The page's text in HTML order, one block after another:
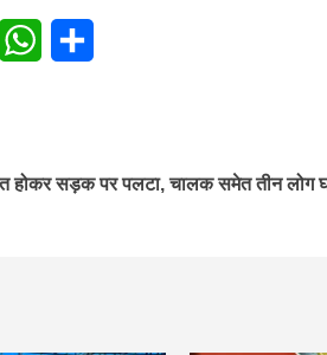
Email WhatsApp
होकर सड़क पर पलटा, चालक समेत तीन लोग